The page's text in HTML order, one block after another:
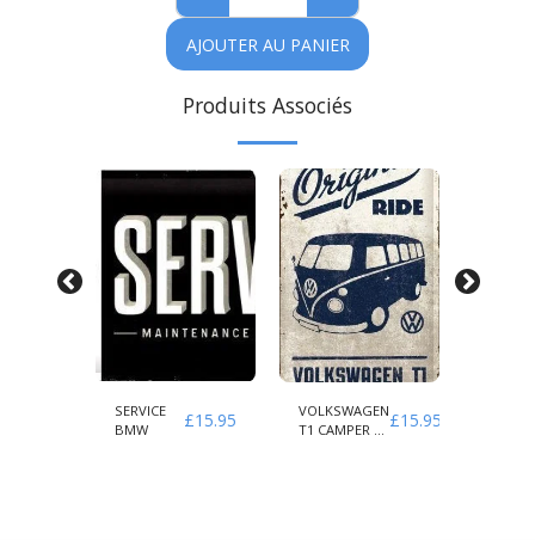
AJOUTER AU PANIER
Produits Associés
SERVICE
BMW
£15.95
VOLKSWAGEN
T1 CAMPER LE
£15.95